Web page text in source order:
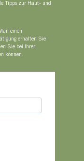
Tipps zur Haut- und
einen
erhalten Sie
Sie bei Ihrer
können.